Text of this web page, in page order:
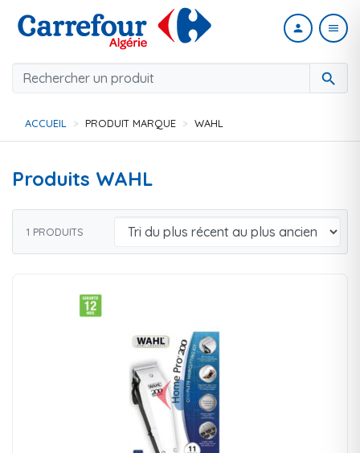
search
person menu
ACCUEIL PRODUIT MARQUE WAHL
Produits WAHL
1 PRODUITS